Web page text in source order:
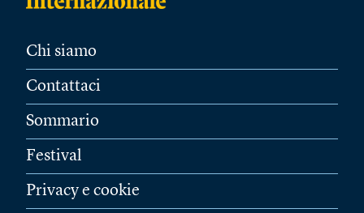
Chi siamo
Contattaci
Sommario
Festival
Privacy e cookie